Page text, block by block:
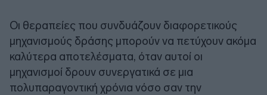
Οι θεραπείες που συνδυάζουν διαφορετικούς
μηχανισμούς δράσης μπορούν να πετύχουν ακόμα
καλύτερα αποτελέσματα, όταν αυτοί οι
μηχανισμοί δρουν συνεργατικά σε μια
πολυπαραγοντική χρόνια νόσο σαν την